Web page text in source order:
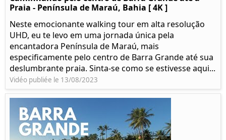
Praia - Península de Maraú, Bahia [ 4K ]
Neste emocionante walking tour em alta resolução
UHD, eu te levo em uma jornada única pela
encantadora Península de Maraú, mais
especificamente pelo centro de Barra Grande até sua
deslumbrante praia. Sinta-se como se estivesse aqui...
Vidéo publiée le 13/08/2023